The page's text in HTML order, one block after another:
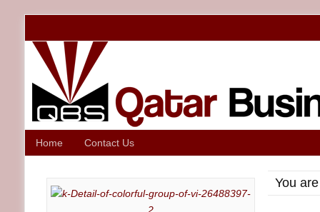
Home Contact Us
You